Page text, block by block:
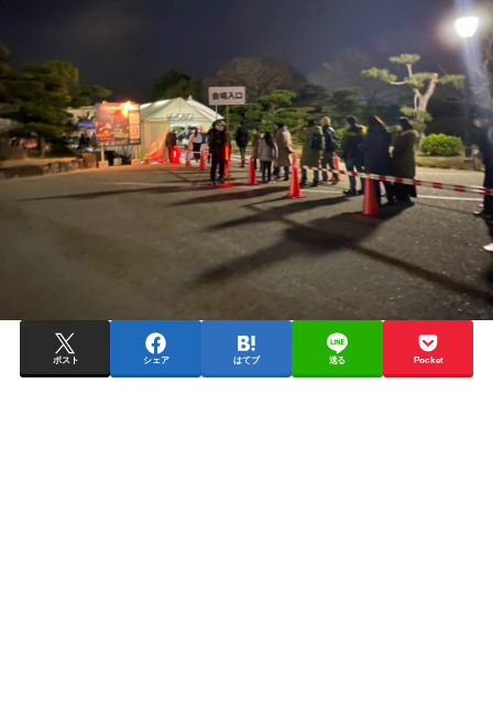
ポスト シェア はてブ 送る Pocket